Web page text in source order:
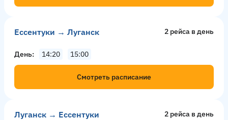
Ессентуки → Луганск 2 рейсa в день
День 14:20 15:00
Смотреть расписание
Луганск → Ессентуки 2 рейсa в день